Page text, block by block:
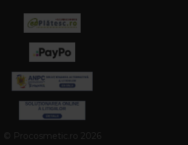
© Procosmetic.ro 2026